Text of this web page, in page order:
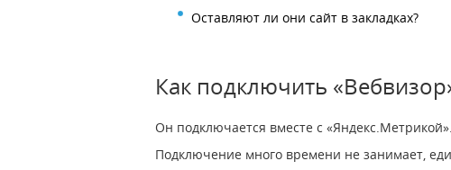
Оставляют ли они сайт в закладках?
Как подключить
Он подключается вместе с
Подключение много времени не занимает,